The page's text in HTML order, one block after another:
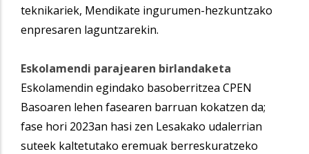
teknikariek, Mendikate ingurumen-hezkuntzako
enpresaren laguntzarekin.
Eskolamendi parajearen birlandaketa
Eskolamendin egindako basoberritzea CPEN
Basoaren lehen fasearen barruan kokatzen da;
fase hori 2023an hasi zen Lesakako udalerrian
suteek kaltetutako eremuak berreskuratzeko